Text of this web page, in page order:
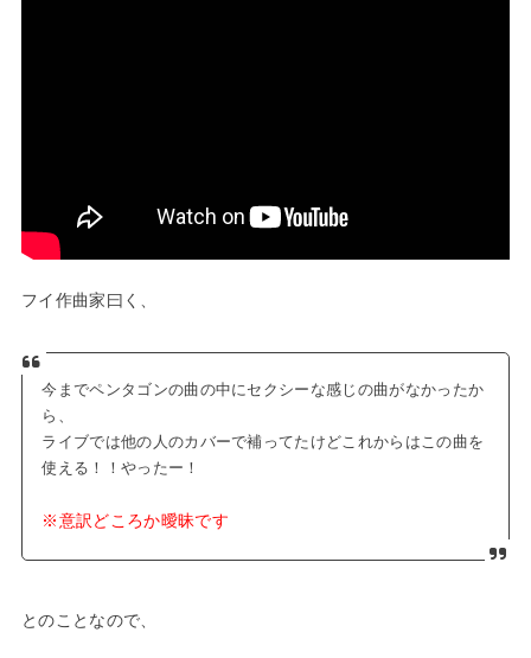
フイ作曲家曰く、
今までペンタゴンの曲の中にセクシーな感じの曲がなかったか
ら、
ライブでは他の人のカバーで補ってたけどこれからはこの曲を
使える！！やったー！
※意訳どころか曖昧です
とのことなので、